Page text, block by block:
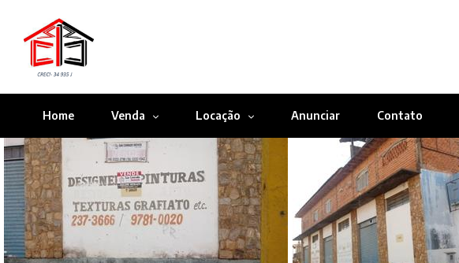
Home Venda Locação Anunciar Contato